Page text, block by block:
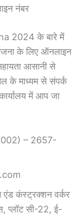
नंबर
2024 के बारे में
के लिए ऑनलाइन
आसानी से
के माध्यम से संपर्क
में आप जा
– 2657-
एंड कंस्ट्रक्शन वर्कर
प्लॉट सी-22, ई-